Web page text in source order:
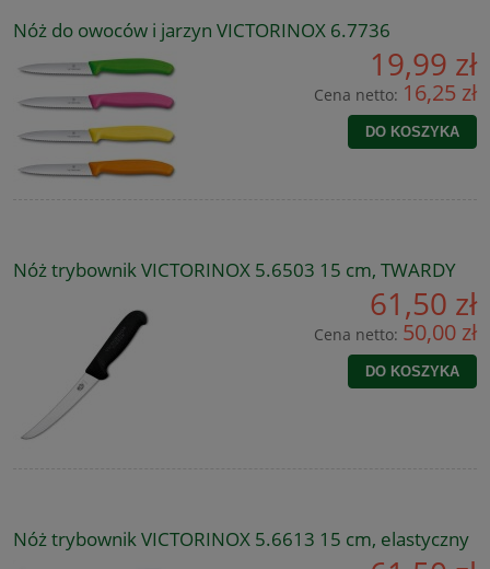
Nóż do owoców i jarzyn VICTORINOX 6.7736
19,99 zł
Cena netto: 16,25 zł
DO KOSZYKA
Nóż trybownik VICTORINOX 5.6503 15 cm, TWARDY
61,50 zł
Cena netto: 50,00 zł
DO KOSZYKA
Nóż trybownik VICTORINOX 5.6613 15 cm, elastyczny